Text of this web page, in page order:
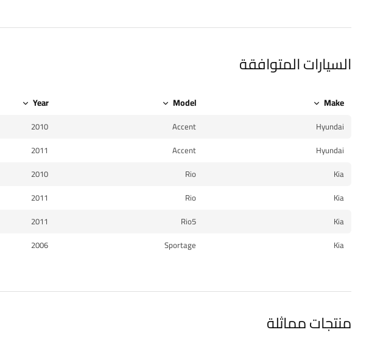
السيارات المتوافقة
Make
Model
Year
Hyundai
Accent
2010
Hyundai
Accent
2011
Kia
Rio
2010
Kia
Rio
2011
Kia
Rio5
2011
Kia
Sportage
2006
منتجات مماثلة